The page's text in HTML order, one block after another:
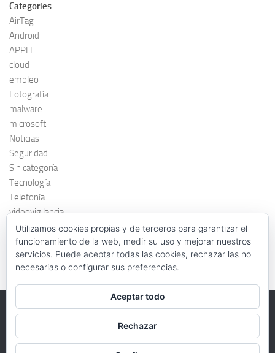
Categories
AirTag
Android
APPLE
cloud
empleo
Fotografía
malware
microsoft
Noticias
Seguridad
Sin categoría
Tecnología
Telefonía
videovigilancia
windows 7
FernandoAgar.es © 2026. Todos los derechos reservados.
Funciona con - Diseñado con elTema Hueman
Utilizamos cookies propias y de terceros para garantizar el
funcionamiento de la web, medir su uso y mejorar nuestros
servicios. Puede aceptar todas las cookies, rechazar las no
necesarias o configurar sus preferencias.
Aceptar todo
Rechazar